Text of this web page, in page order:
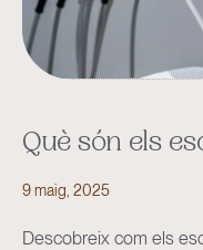
Què són els
9 maig, 2025
Descobreix com els